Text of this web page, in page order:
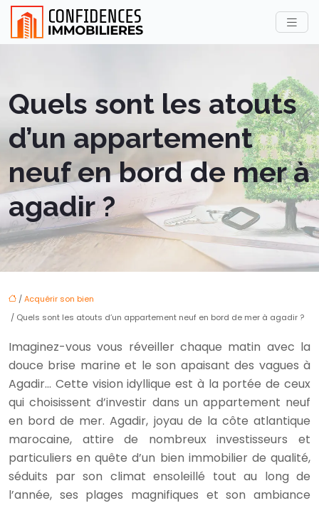
Quels sont les atouts
d’un appartement
neuf en bord de mer à
agadir ?
/Acquérir son bien
/ Quels sont les atouts d’un appartement neuf en bord de mer à agadir ?
Imaginez-vous vous réveiller chaque matin avec la
douce brise marine et le son apaisant des vagues à
Agadir… Cette vision idyllique est à la portée de ceux
qui choisissent d’investir dans un appartement neuf
en bord de mer. Agadir, joyau de la côte atlantique
marocaine, attire de nombreux investisseurs et
particuliers en quête d’un bien immobilier de qualité,
séduits par son climat ensoleillé tout au long de
l’année, ses plages magnifiques et son ambiance